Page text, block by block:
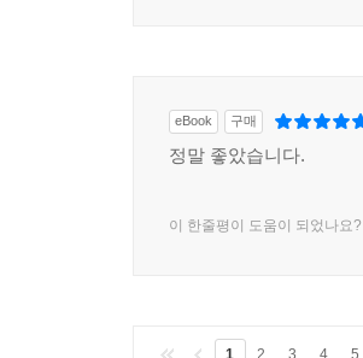
eBook 구매
정말 좋았습니다.
이 한줄평이 도움이 되었나요?
1 2 3 4 5